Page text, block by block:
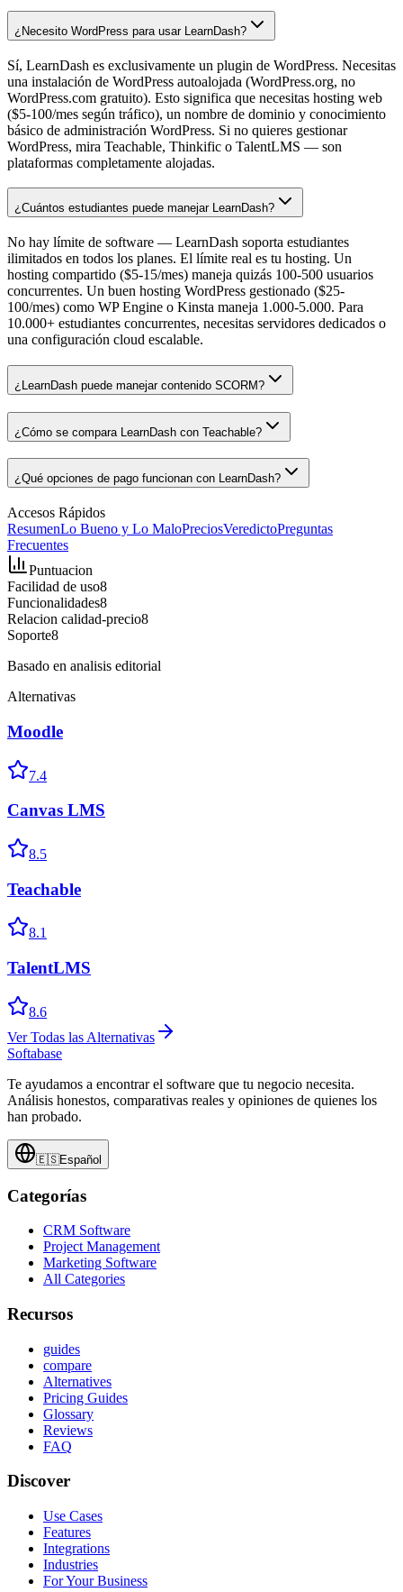
¿Necesito WordPress para usar LearnDash?
Sí, LearnDash es exclusivamente un plugin de WordPress. Necesitas
una instalación de WordPress autoalojada (WordPress.org, no
WordPress.com gratuito). Esto significa que necesitas hosting web
($5-100/mes según tráfico), un nombre de dominio y conocimiento
básico de administración WordPress. Si no quieres gestionar
WordPress, mira Teachable, Thinkific o TalentLMS — son
plataformas completamente alojadas.
¿Cuántos estudiantes puede manejar LearnDash?
No hay límite de software — LearnDash soporta estudiantes
ilimitados en todos los planes. El límite real es tu hosting. Un
hosting compartido ($5-15/mes) maneja quizás 100-500 usuarios
concurrentes. Un buen hosting WordPress gestionado ($25-
100/mes) como WP Engine o Kinsta maneja 1.000-5.000. Para
10.000+ estudiantes concurrentes, necesitas servidores dedicados o
una configuración cloud escalable.
¿LearnDash puede manejar contenido SCORM?
¿Cómo se compara LearnDash con Teachable?
¿Qué opciones de pago funcionan con LearnDash?
Accesos Rápidos
ResumenLo Bueno y Lo MaloPreciosVeredictoPreguntas
Frecuentes
Puntuacion
Facilidad de uso8
Funcionalidades8
Relacion calidad-precio8
Soporte8
Basado en analisis editorial
Alternativas
Moodle
7.4
Canvas LMS
8.5
Teachable
8.1
TalentLMS
8.6
Ver Todas las Alternativas
Softabase
Te ayudamos a encontrar el software que tu negocio necesita.
Análisis honestos, comparativas reales y opiniones de quienes los
han probado.
🇪🇸Español
Categorías
CRM Software
Project Management
Marketing Software
All Categories
Recursos
guides
compare
Alternatives
Pricing Guides
Glossary
Reviews
FAQ
Discover
Use Cases
Features
Integrations
Industries
For Your Business